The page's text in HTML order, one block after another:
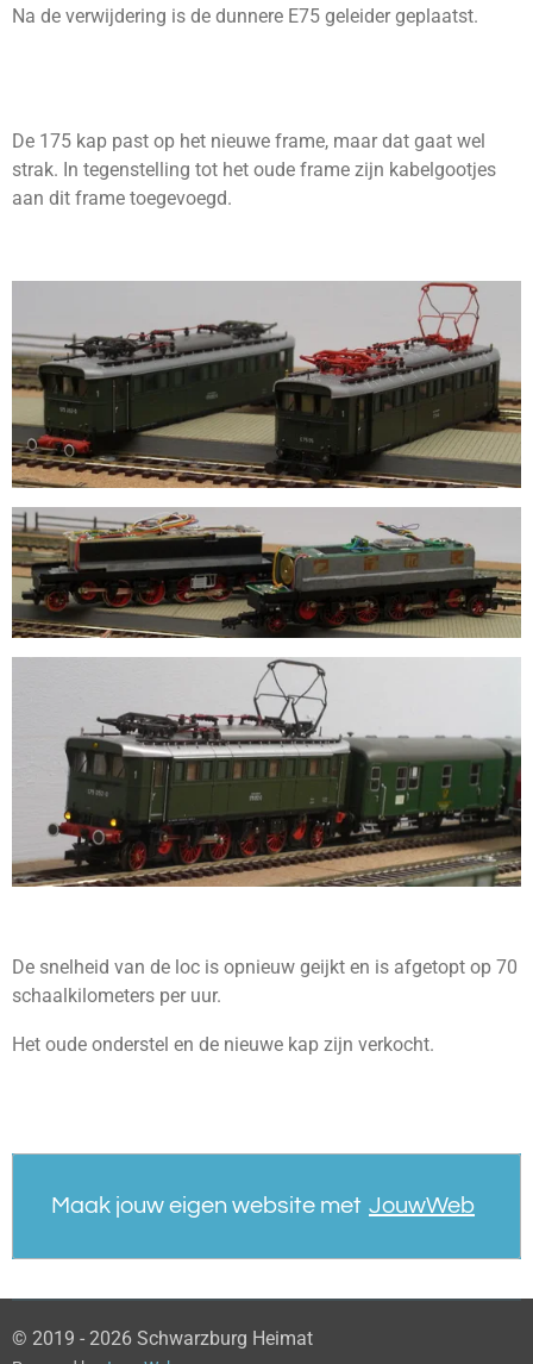
Na de verwijdering is de dunnere E75 geleider geplaatst.
De 175 kap past op het nieuwe frame, maar dat gaat wel
strak. In tegenstelling tot het oude frame zijn kabelgootjes
aan dit frame toegevoegd.
De snelheid van de loc is opnieuw geijkt en is afgetopt op 70
schaalkilometers per uur.
Het oude onderstel en de nieuwe kap zijn verkocht.
Maak jouw eigen website met JouwWeb
© 2019 - 2026 Schwarzburg Heimat